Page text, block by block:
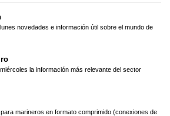
novedades e información útil sobre el mundo de
la información más relevante del sector
marineros en formato comprimido (conexiones de